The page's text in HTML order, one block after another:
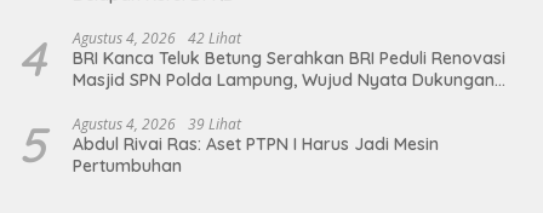
4 Agustus 4, 2026 42 Lihat
BRI Kanca Teluk Betung Serahkan BRI Peduli Renovasi
Masjid SPN Polda Lampung, Wujud Nyata Dukungan
5 Agustus 4, 2026 39 Lihat
Abdul Rivai Ras: Aset PTPN I Harus Jadi Mesin
Pertumbuhan